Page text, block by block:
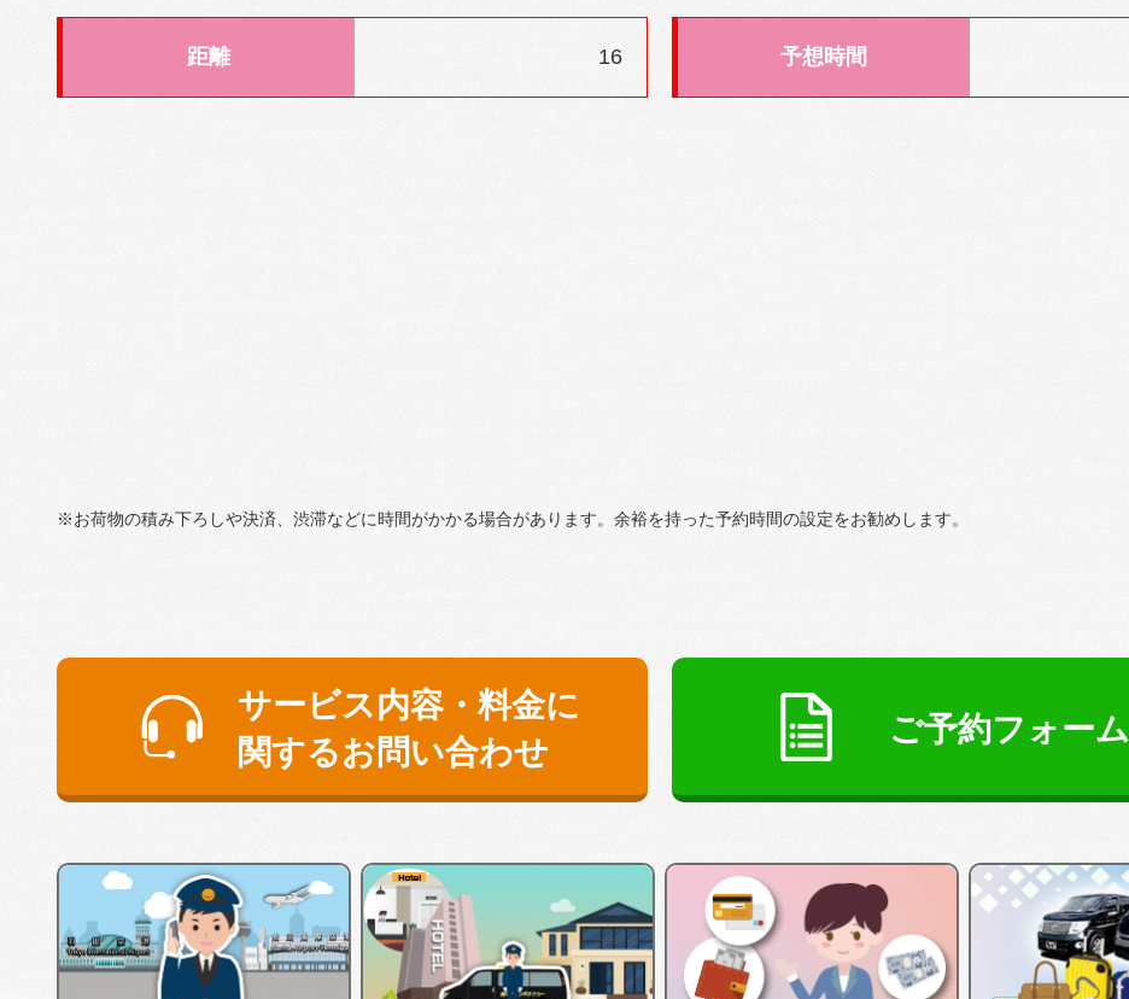
距離 16 予想時間
※お荷物の積み下ろしや決済、渋滞などに時間がかかる場合があります。余裕を持った予約時間の設定をお勧めします。
サービス内容・料金に
関するお問い合わせ
ご予約フォーム